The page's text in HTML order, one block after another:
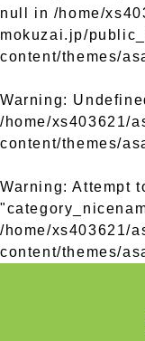
null in /home/
mokuzai.jp/
content/themes/
Warning:
/home/xs403621/
content/themes/
Warning: Attempt
/home/xs403621/
content/themes/